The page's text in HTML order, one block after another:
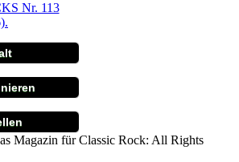
Magazin für Classic Rock: All Rights